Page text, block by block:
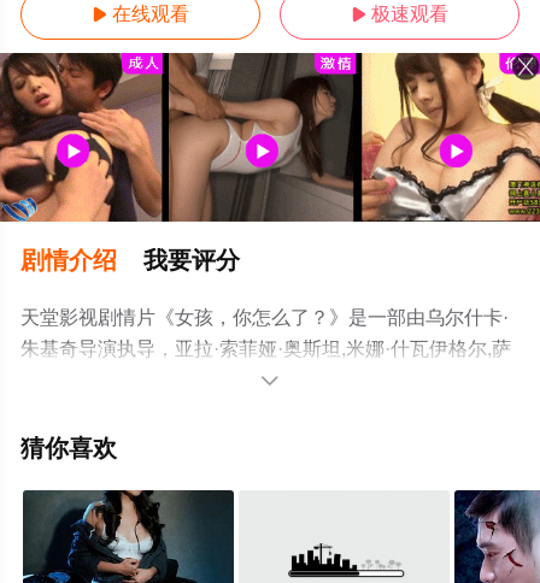
 在线观看  极速观看
剧情介绍 我要评分
天堂影视剧情片《女孩，你怎么了？》是一部由乌尔什卡·
朱基奇导演执导，亚拉·索菲娅·奥斯坦,米娜·什瓦伊格尔,萨
萨·塔巴科维奇,娜塔莎·比尔格,马可·曼迪奇,Sasa,Pavcek,布
奇
机免费观看高清无删减完整版电影大全就上天堂电影网，
更多相关信息可移步至豆瓣电影、电视猫或剧情网等平台
了解。

猜你喜欢